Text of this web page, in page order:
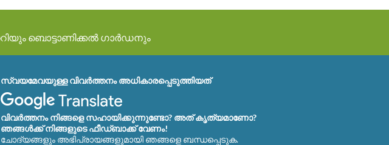
ബൊട്ടാണിക്കൽ ഗാർഡനും
സ്വയമേവയുള്ള വിവർത്തനം അധികാരപ്പെടുത്തിയത്
വിവർത്തനം നിങ്ങളെ സഹായിക്കുന്നുണ്ടോ? അത് കൃത്യമാണോ?
ഞങ്ങൾക്ക് നിങ്ങളുടെ ഫീഡ്‌ബാക്ക് വേണം!
ചോദ്യങ്ങളും അഭിപ്രായങ്ങളുമായി ഞങ്ങളെ ബന്ധപ്പെടുക.